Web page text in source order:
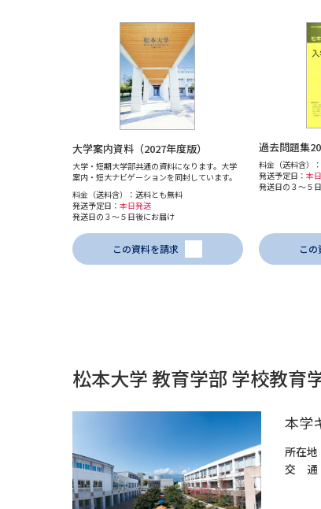
大学案内資料（2027年度版）
大学・短期大学部共通の資料になります。大学
案内・短大ナビゲーションを同封しています。
料金（送料含）：送料とも無料
発送予定日： 本日発送
発送日の３～５日後にお届け
この資料を請求
過去問題集
料金（送料含）
発送予定日： 本
発送日の３～５
こ
松本大学 教育学部 学校教育
本学
所在地
交 通